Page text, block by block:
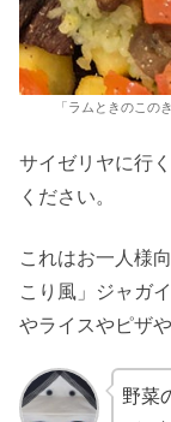
「ラムときのこの
サイゼリヤに行
ください。
これはお一人様
こり風」ジャガ
やライスやピザ
野菜